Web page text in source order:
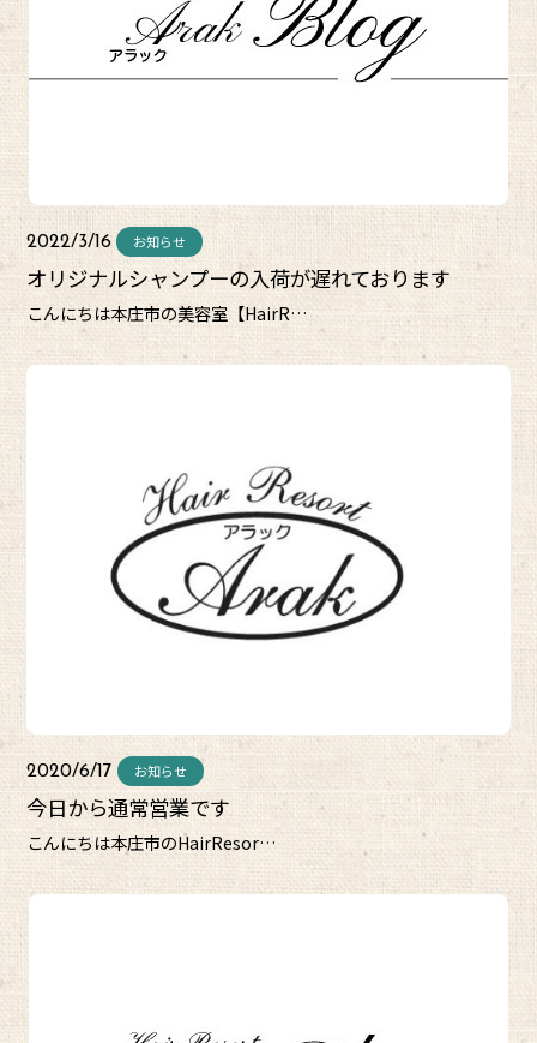
2022/3/16 お知らせ
オリジナルシャンプーの入荷が遅れております
こんにちは本庄市の美容室【HairR…
2020/6/17 お知らせ
今日から通常営業です
こんにちは本庄市のHairResor…